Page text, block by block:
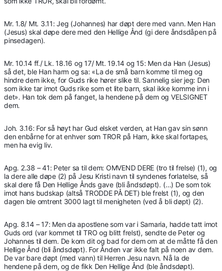
Mr. 1.8/ Mt. 3.11: Jeg (Johannes) har døpt dere med vann. Men Han
(Jesus) skal døpe dere med den Hellige Ånd (gi dere åndsdåpen på
pinsedagen).
Mr. 10.14 ff./ Lk. 18.16 og 17/ Mt. 19.14 og 15: Men da Han (Jesus)
så det, ble Han harm og sa: «La de små barn komme til meg og
hindre dem ikke, for Guds rike hører slike til. Sannelig sier jeg: Den
som ikke tar imot Guds rike som et lite barn, skal ikke komme inn i
det». Han tok dem på fanget, la hendene på dem og VELSIGNET
dem.
Joh. 3.16: For så høyt har Gud elsket verden, at Han gav sin sønn
den enbårne for at enhver som TROR på Ham, ikke skal fortapes,
men ha evig liv.
Apg. 2.38 – 41: Peter sa til dem: OMVEND DERE (tro til frelse) (1), og
la dere alle døpe (2) på Jesu Kristi navn til syndenes forlatelse, så
skal dere få Den Hellige Ånds gave (bli åndsdøpt). (…) De som tok
imot hans budskap (altså TRODDE PÅ DET) ble frelst (1), og den
dagen ble omtrent 3000 lagt til menigheten (ved å bli døpt) (2).
Apg. 8.14 – 17: Men da apostlene som var i Samaria, hadde tatt imot
Guds ord (var kommet til TRO og blitt frelst), sendte de Peter og
Johannes til dem. De kom dit og bad for dem om at de måtte få den
Hellige Ånd (bli åndsdøpt). For Ånden var ikke falt på noen av dem.
De var bare døpt (med vann) til Herren Jesu navn. Nå la de
hendene på dem, og de fikk Den Hellige Ånd (ble åndsdøpt).